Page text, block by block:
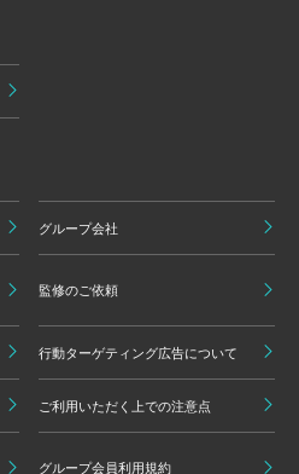
グループ会社
監修のご依頼
行動ターゲティング広告について
ご利用いただく上での注意点
グループ会員利用規約